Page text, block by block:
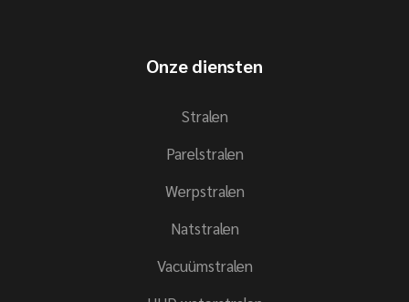
Onze diensten
Stralen
Parelstralen
Werpstralen
Natstralen
Vacuümstralen